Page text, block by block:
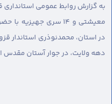
به گزارش روابط عمومی استانداری
معیشتی و ۱۴ سری
در استان، محمدنوذری استاندار
دهه ولایت، در جوار آستان مقدس